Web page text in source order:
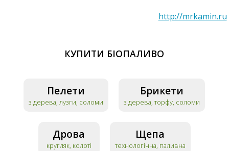
http://mrkamin.ru
КУПИТИ БІОПАЛИВО
Пелети
з дерева, лузги, соломи
Брикети
з дерева, торфу, соломи
Дрова
кругляк, колоті
Щепа
технологічна, паливна